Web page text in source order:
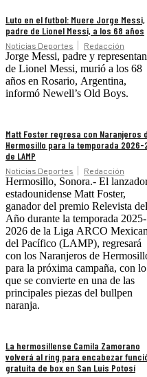
Luto en el futbol: Muere Jorge Messi,
padre de Lionel Messi, a los 68 años
Noticias Deportes Redacción
Jorge Messi, padre y
de Lionel Messi, murió a los 68
años en Rosario, Argentina,
informó Newell’s Old Boys.
Matt Foster regresa con Naranjeros
Hermosillo para la temporada 2026-
de LAMP
Noticias Deportes Redacción
Hermosillo, Sonora.- El
estadounidense Matt Foster,
ganador del premio Relevista del
Año durante la temporada 2025-
2026 de la Liga ARCO
del Pacífico (LAMP), regresará
con los Naranjeros de
para la próxima campaña, con lo
que se convierte en una de las
principales piezas del bullpen
naranja.
La hermosillense Camila Zamorano
volverá al ring para encabezar
gratuita de box en San Luis Potosí